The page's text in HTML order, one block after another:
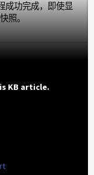
成功完成，即使显
照。
KB article.